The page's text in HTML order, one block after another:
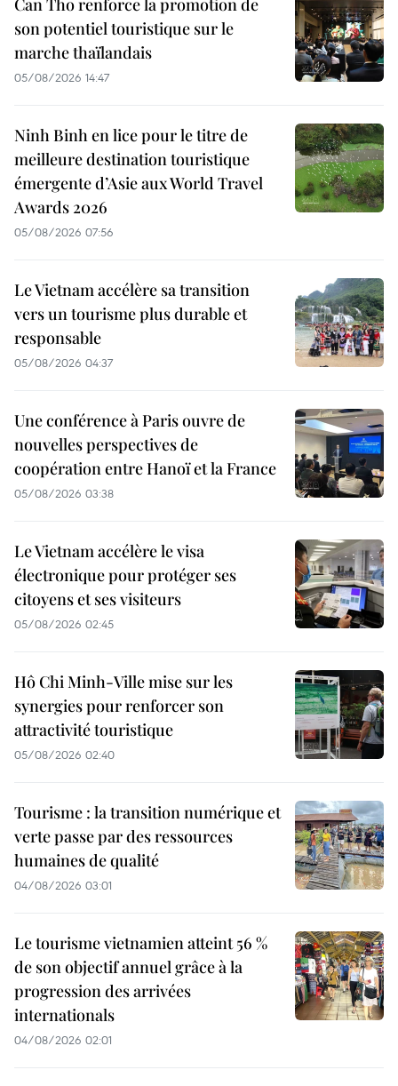
Can Tho renforce la promotion de
son potentiel touristique sur le
marche thaïlandais
05/08/2026 14:47
Ninh Binh en lice pour le titre de
meilleure destination touristique
émergente d’Asie aux World Travel
Awards 2026
05/08/2026 07:56
Le Vietnam accélère sa transition
vers un tourisme plus durable et
responsable
05/08/2026 04:37
Une conférence à Paris ouvre de
nouvelles perspectives de
coopération entre Hanoï et la France
05/08/2026 03:38
Le Vietnam accélère le visa
électronique pour protéger ses
citoyens et ses visiteurs
05/08/2026 02:45
Hô Chi Minh-Ville mise sur les
synergies pour renforcer son
attractivité touristique
05/08/2026 02:40
Tourisme : la transition numérique et
verte passe par des ressources
humaines de qualité
04/08/2026 03:01
Le tourisme vietnamien atteint 56 %
de son objectif annuel grâce à la
progression des arrivées
internationals
04/08/2026 02:01